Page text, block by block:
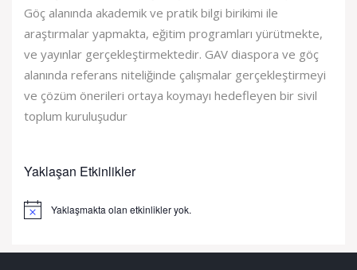
Göç alanında akademik ve pratik bilgi birikimi ile
araştırmalar yapmakta, eğitim programları yürütmekte,
ve yayınlar gerçekleştirmektedir. GAV diaspora ve göç
alanında referans niteliğinde çalışmalar gerçekleştirmeyi
ve çözüm önerileri ortaya koymayı hedefleyen bir sivil
toplum kuruluşudur
Yaklaşan Etkinlikler
Notice Yaklaşmakta olan etkinlikler yok.